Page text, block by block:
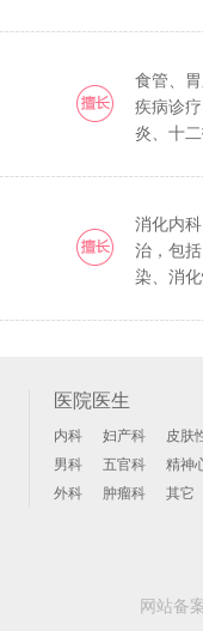
食管、
疾病诊
炎、十
消化内
治，包
染、消
医院医生
内科 妇产科 皮肤
男科
五官科 精神
外科
肿瘤科 其它
网站备